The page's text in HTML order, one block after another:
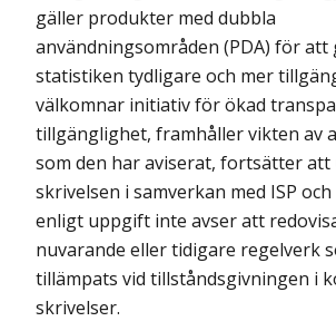
gäller produkter med dubbla
användningsområden (PDA) för att
statistiken tydligare och mer
välkomnar initiativ för ökad
tillgänglighet, framhåller vikten av
som den har aviserat, fortsätter att
skrivelsen i samverkan med ISP
enligt uppgift inte avser att
nuvarande eller tidigare regelverk
tillämpats vid tillståndsgivningen i
skrivelser.